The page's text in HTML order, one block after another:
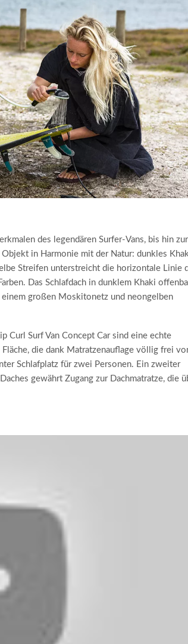
des legendären Surfer-Vans, bis hin zur
in Harmonie mit der Natur: dunkles
Streifen unterstreicht die horizontale Linie
Das Schlafdach in dunklem Khaki
großen Moskitonetz und neongelben
Curl Surf Van Concept Car sind eine echte
die dank Matratzenauflage völlig frei
Schlafplatz für zwei Personen. Ein zweiter
gewährt Zugang zur Dachmatratze, die